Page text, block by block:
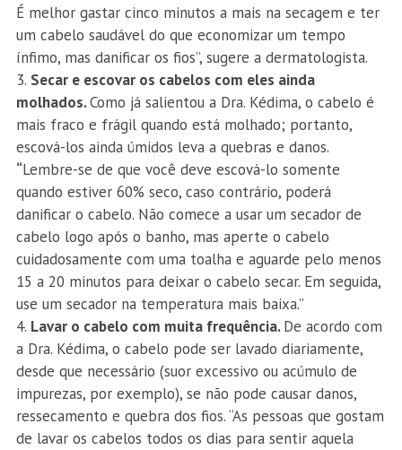
É melhor gastar cinco minutos a mais na secagem e ter
um cabelo saudável do que economizar um tempo
ínfimo, mas danificar os fios”, sugere a dermatologista.
Secar e escovar os cabelos com eles ainda
molhados.Como já salientou a Dra. Kédima, o cabelo é
mais fraco e frágil quando está molhado; portanto,
escová-los ainda úmidos leva a quebras e danos.
“Lembre-se de que você deve escová-lo somente
quando estiver 60% seco, caso contrário, poderá
danificar o cabelo. Não comece a usar um secador de
cabelo logo após o banho, mas aperte o cabelo
cuidadosamente com uma toalha e aguarde pelo menos
15 a 20 minutos para deixar o cabelo secar. Em seguida,
use um secador na temperatura mais baixa.”
Lavar o cabelo com muita frequência.De acordo com
a Dra. Kédima, o cabelo pode ser lavado diariamente,
desde que necessário (suor excessivo ou acúmulo de
impurezas, por exemplo), se não pode causar danos,
ressecamento e quebra dos fios. “As pessoas que gostam
de lavar os cabelos todos os dias para sentir aquela